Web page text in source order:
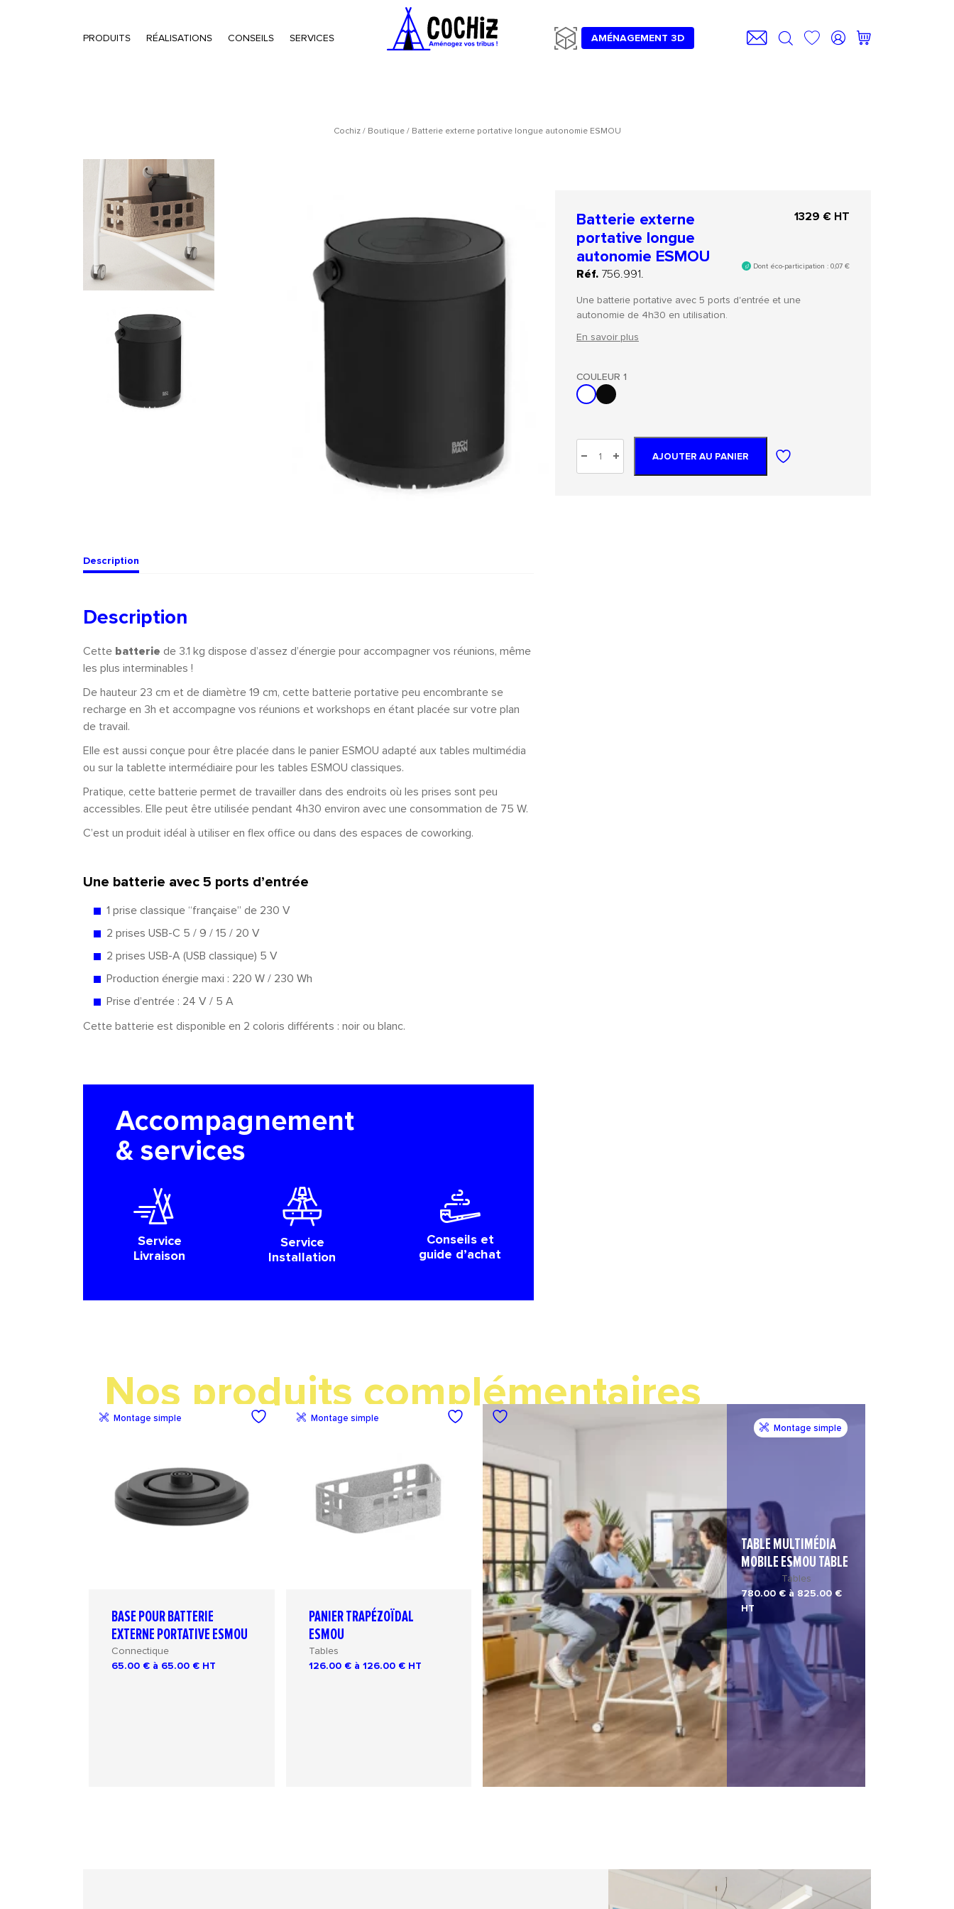
PRODUITS RÉALISATIONS CONSEILS SERVICES AMÉNAGEMENT 3D
Cochiz/ Boutique/ Batterie externe portative longue autonomie ESMOU
Description
Description
Cette batterie de 3.1 kg dispose d’assez d’énergie pour accompagner vos réunions, même
les plus interminables !
De hauteur 23 cm et de diamètre 19 cm, cette batterie portative peu encombrante se
recharge en 3h et accompagne vos réunions et workshops en étant placée sur votre plan
de travail.
Elle est aussi conçue pour être placée dans le panier ESMOU adapté aux tables multimédia
ou sur la tablette intermédiaire pour les tables ESMOU classiques.
Pratique, cette batterie permet de travailler dans des endroits où les prises sont peu
accessibles. Elle peut être utilisée pendant 4h30 environ avec une consommation de 75 W.
C’est un produit idéal à utiliser en flex office ou dans des espaces de coworking.
Une batterie avec 5 ports d’entrée
1 prise classique “française” de 230 V
2 prises USB-C 5 / 9 / 15 / 20 V
2 prises USB-A (USB classique) 5 V
Production énergie maxi : 220 W / 230 Wh
Prise d’entrée : 24 V / 5 A
Cette batterie est disponible en 2 coloris différents : noir ou blanc.
Accompagnement
& services
Service
Livraison
Service
Installation
Conseils et
guide d’achat
Batterie externe
portative longue
autonomie ESMOU
Réf. 756.991.
1329 € HT
Dont éco-participation : 0,07 €
Une batterie portative avec 5 ports d'entrée et une
autonomie de 4h30 en utilisation.
En savoir plus
COULEUR 1
AJOUTER AU PANIER
Nos produits complémentaires
BASE POUR BATTERIE
EXTERNE PORTATIVE ESMOU
Connectique
65.00 € à 65.00 € HT
Montage simple
PANIER TRAPÉZOÏDAL
ESMOU
Tables
126.00 € à 126.00 € HT
Montage simple
TABLE MULTIMÉDIA
MOBILE ESMOU TABLE
Tables
780.00 € à 825.00 €
HT
Montage simple